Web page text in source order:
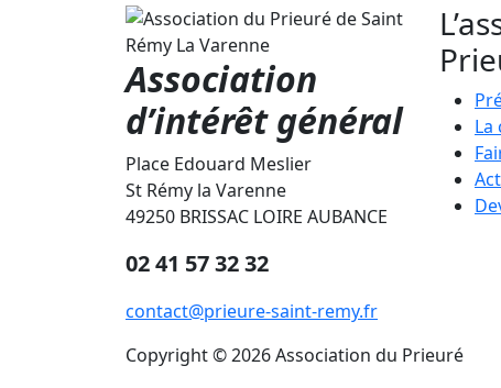
Association
d’intérêt général
Place Edouard Meslier
St Rémy la Varenne
49250 BRISSAC LOIRE AUBANCE
02 41 57 32 32
contact@prieure-saint-remy.fr
La
Copyright © 2026 Association du Prieuré